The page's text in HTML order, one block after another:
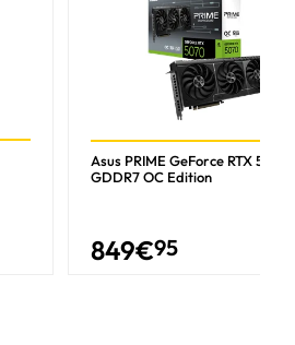
Asus PRIME GeForce RTX 5070
GDDR7 OC Edition
849€95